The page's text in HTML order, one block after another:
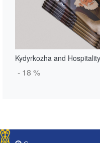
Kydyrkozha and
- 18 %